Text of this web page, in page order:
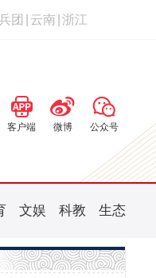
团 云南 浙江
客户端 微博 公众号
文娱 科教 生态